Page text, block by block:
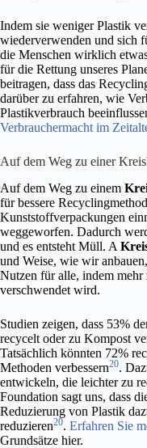
Indem sie weniger Plastik
wiederverwenden und sich
die Menschen wirklich
für die Rettung unseres
beitragen, dass das
darüber zu erfahren, wie
Plastikverbrauch
Verbrauchermacht im
Auf dem Weg zu einer
Auf dem Weg zu einem
für bessere
Kunststoffverpackungen
weggeworfen. Dadurch
und es entsteht Müll. A
und Weise, wie wir
Nutzen für alle, indem
verschwendet wird.
Studien zeigen, dass 53%
recycelt oder zu Kompost
Tatsächlich könnten 72%
Methoden verbessern20.
entwickeln, die leichter zu
Foundation sagt uns, dass
Reduzierung von Plastik
reduzieren20. Erfahren Sie
Grundsätze hier.